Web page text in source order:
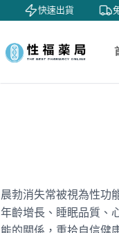
快速出貨 免
晨勃消失常被視為性功
年齡增長、睡眠品質、